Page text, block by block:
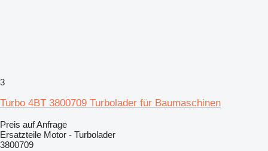
3
Turbo 4BT 3800709 Turbolader für Baumaschinen
Preis auf Anfrage
Ersatzteile Motor - Turbolader
3800709